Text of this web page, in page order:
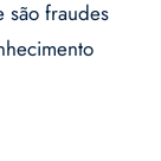
são fraudes